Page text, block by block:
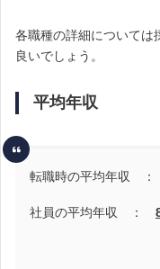
各職種の詳細については
良いでしょう。
平均年収
転職時の平均年収 ：
社員の平均年収 ：